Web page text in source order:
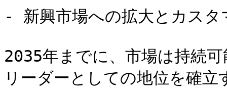
- 新興市場への拡大とカスタ
2035年までに、市場は持続
リーダーとしての地位を確